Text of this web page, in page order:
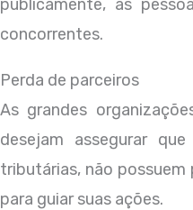
publicamente, as
concorrentes.
Perda de parceiros
As grandes
desejam assegurar
tributárias, não
para guiar suas ações.